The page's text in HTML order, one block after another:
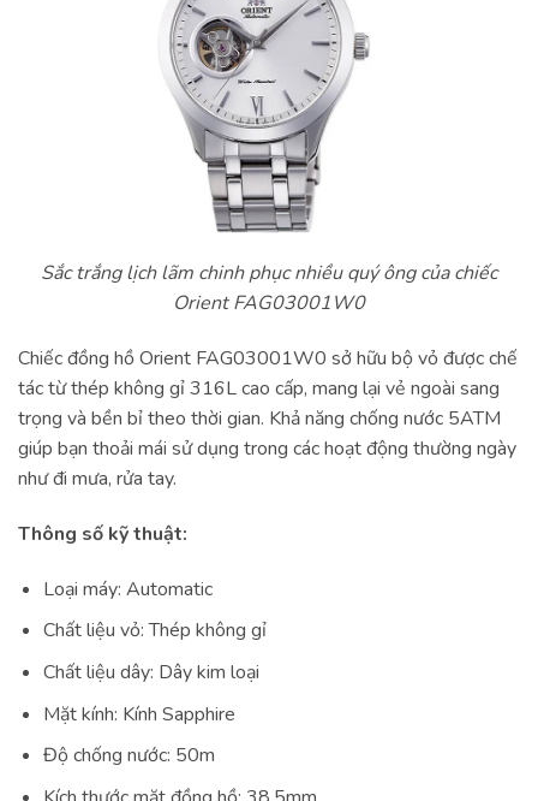
Sắc trắng lịch lãm chinh phục nhiều quý ông của chiếc
Orient FAG03001W0
Chiếc đồng hồ Orient FAG03001W0 sở hữu bộ vỏ được chế
tác từ thép không gỉ 316L cao cấp, mang lại vẻ ngoài sang
trọng và bền bỉ theo thời gian. Khả năng chống nước 5ATM
giúp bạn thoải mái sử dụng trong các hoạt động thường ngày
như đi mưa, rửa tay.
Thông số kỹ thuật:
Loại máy: Automatic
Chất liệu vỏ: Thép không gỉ
Chất liệu dây: Dây kim loại
Mặt kính: Kính Sapphire
Độ chống nước: 50m